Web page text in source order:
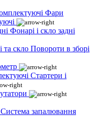
Фари
Фонарі і скло задні
Повороти в зборі
Стартери і
Система запалювання